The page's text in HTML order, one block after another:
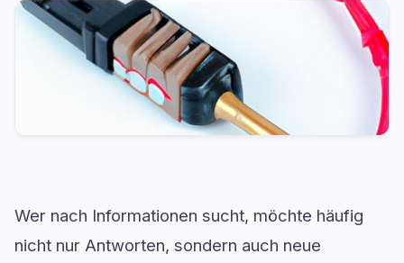
Wer nach Informationen sucht, möchte häufig
nicht nur Antworten, sondern auch neue